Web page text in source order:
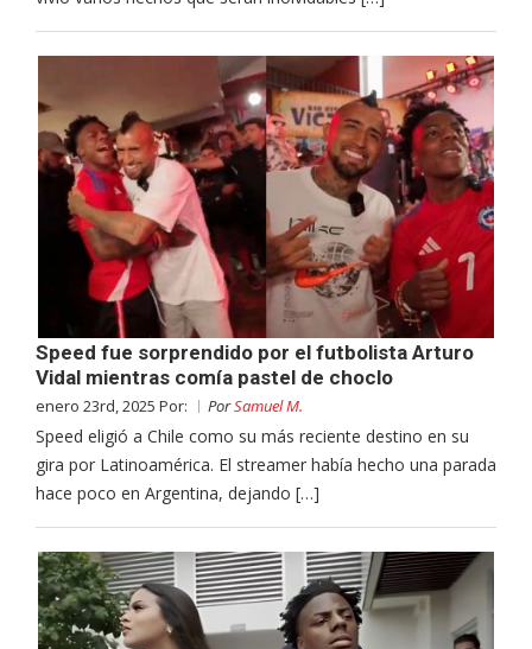
Speed fue sorprendido por el futbolista Arturo
Vidal mientras comía pastel de choclo
enero 23rd, 2025 Por: PorSamuel M.
Speed eligió a Chile como su más reciente destino en su
gira por Latinoamérica. El streamer había hecho una parada
hace poco en Argentina, dejando […]